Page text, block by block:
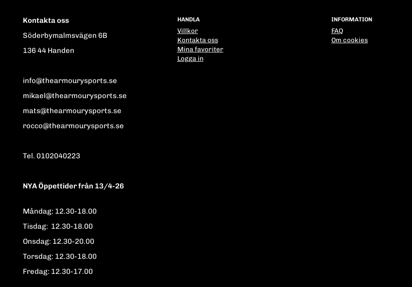
Kontakta oss
Söderbymalmsvägen 6B
136 44 Handen
info@thearmourysports.se
mikael@thearmourysports.se
mats@thearmourysports.se
rocco@thearmourysports.se
Tel. 0102040223
NYA Öppettider från 13/4-26
Måndag: 12.30-18.00
Tisdag: 12.30-18.00
Onsdag: 12.30-20.00
Torsdag: 12.30-18.00
Fredag: 12.30-17.00
HANDLA
Villkor
Kontakta oss
Mina favoriter
Logga in
INFORMATION
FAQ
Om cookies